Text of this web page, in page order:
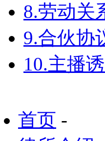
8.劳动关
9.合伙协
10.主播
首页 -